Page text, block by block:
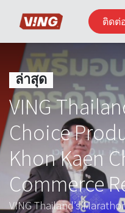
ติดต่
ล่าสุด
VING
Choice
Khon Kaen
Commerce
VING Thailand’s